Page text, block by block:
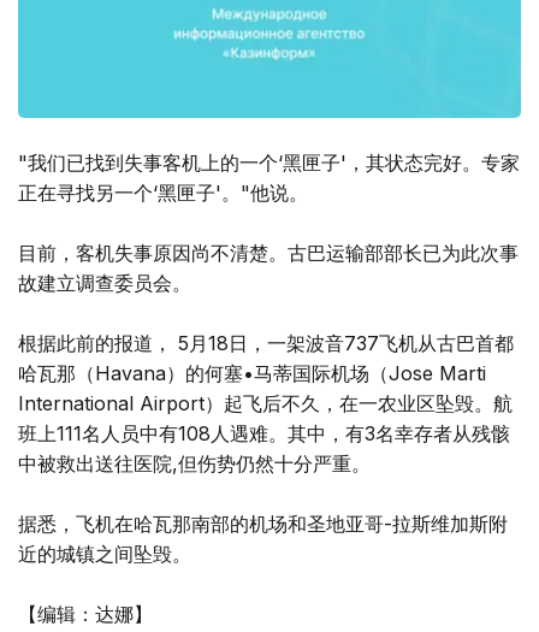
"我们已找到失事客机上的一个‘黑匣子'，其状态完好。专家
正在寻找另一个‘黑匣子'。"他说。
目前，客机失事原因尚不清楚。古巴运输部部长已为此次事
故建立调查委员会。
根据此前的报道， 5月18日，一架波音737飞机从古巴首都
哈瓦那（Havana）的何塞•马蒂国际机场（Jose Marti
International Airport）起飞后不久，在一农业区坠毁。航
班上111名人员中有108人遇难。其中，有3名幸存者从残骸
中被救出送往医院,但伤势仍然十分严重。
据悉，飞机在哈瓦那南部的机场和圣地亚哥-拉斯维加斯附
近的城镇之间坠毁。
【编辑：达娜】